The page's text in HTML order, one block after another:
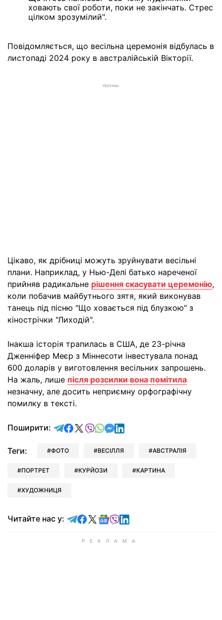
ховають свої роботи, поки не закінчать. Стрес
цілком зрозумілий".
Повідомляється, що весільна церемонія відбулась в
листопаді 2024 року в австралійській Вікторії.
РЕКЛАМА
Цікаво, як дрібниці можуть зруйнувати весільні
плани. Наприклад, у Нью-Делі батько нареченої
прийняв радикальне рішення скасувати церемонію,
коли побачив майбутнього зятя, який виконував
танець під пісню "Що ховається під блузкою" з
кінострічки "Лиходій".
Інакша історія трапилась в США, де 23-річна
Дженніфер Меєр з Міннесоти інвестувала понад
600 доларів у виготовлення весільних запрошень.
На жаль, лише після розсилки вона помітила
незначну, але досить неприємну орфографічну
помилку в тексті.
Поширити: відправити у Telegram
поділитись у Facebook
поділитись у X
відправити у Viber
відправити у Whatsapp
відправити у Messenger
відправити у LinkedIn
Теги: ФОТО ВЕСІЛЛЯ АВСТРАЛІЯ
ПОРТРЕТ КУРЙОЗИ КАРТИНА
ХУДОЖНИЦЯ
Читайте нас у: Читайте у Telegram
Читайте у Facebook
Читайте у X
Читайте у Google news
Читайте у Viber
Читайте у LinkedIn